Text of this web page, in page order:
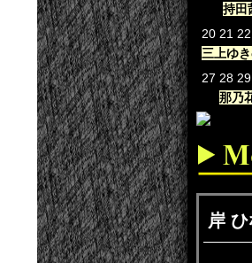
持田
20 21 22
三上ゆ
27 28 29
那乃
岸